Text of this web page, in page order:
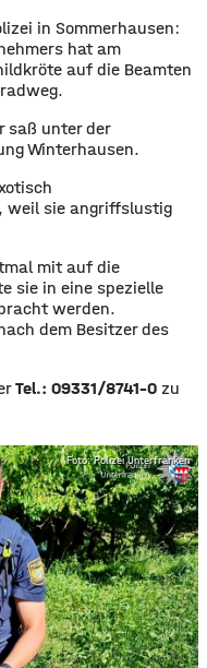
in Sommerhausen:
hat am
auf die Beamten
saß unter der
Winterhausen.
weil sie angriffslustig
mit auf die
sie in eine spezielle
werden.
dem Besitzer des
Tel.: 09331/8741-0 zu
Foto: Polizei Unterfranken